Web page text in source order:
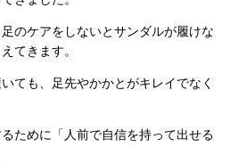
のケアをしないとサンダルが履けな
てきます。
ても、足先やかかとがキレイでなく
ために「人前で自信を持って出せる